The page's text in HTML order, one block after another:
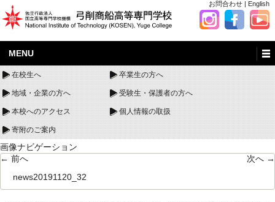
お問合わせ | English
MENU
在校生へ 卒業生の方へ
地域・企業の方へ 受験生・保護者の方へ
本校へのアクセス 個人情報の取扱
寄附のご案内
画像ナビゲーション
← 前へ
次へ →
news20191120_32